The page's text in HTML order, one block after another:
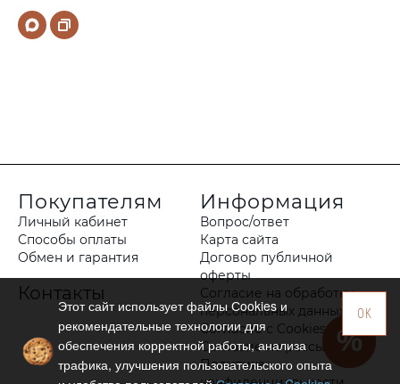
Покупателям
Личный кабинет
Способы оплаты
Обмен и гарантия
Контакты
Информация
Вопрос/ответ
Карта сайта
Договор публичной
оферты
Согласие на обработку
персональных данных
Согласие с Cookies
Согласие на рассылку
Политика
OK
Этот сайт использует файлы Сookies и
рекомендательные технологии для
обеспечения корректной работы, анализа
трафика, улучшения пользовательского опыта